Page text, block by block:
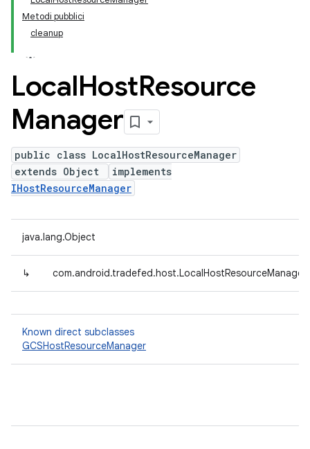
Metodi pubblici
cleanup
LocalHostResource
Manager
public class LocalHostResourceManager
extends Object
implements
IHostResourceManager
java.lang.Object
↳ com.android.tradefed.host.LocalHostResourceManager
Known direct subclasses
GCSHostResourceManager